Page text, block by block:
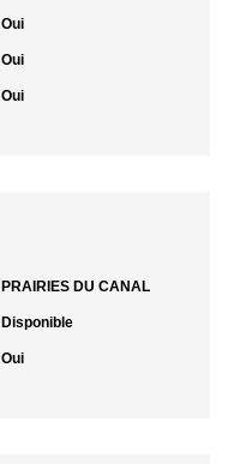
Oui
Oui
Oui
PRAIRIES DU CANAL
Disponible
Oui